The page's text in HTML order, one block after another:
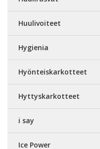
Huulivoiteet
Hygienia
Hyönteiskarkotteet
Hyttyskarkotteet
i say
Ice Power